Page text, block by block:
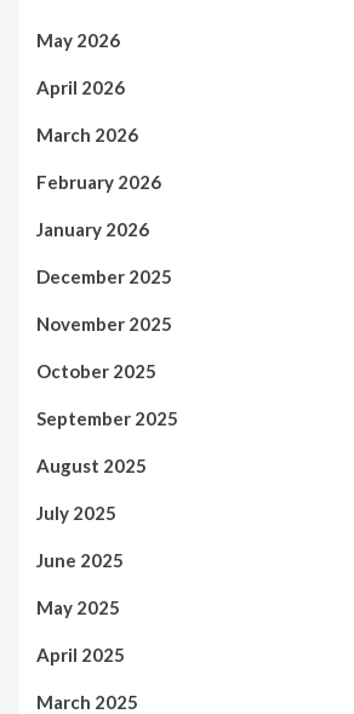
May 2026
April 2026
March 2026
February 2026
January 2026
December 2025
November 2025
October 2025
September 2025
August 2025
July 2025
June 2025
May 2025
April 2025
March 2025